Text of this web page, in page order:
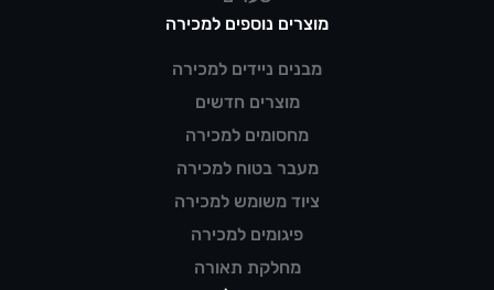
מוצרים נוספים למכירה
מבנים ניידים למכירה
מוצרים חדשים
מחסומים למכירה
מעבר בטוח למכירה
ציוד משומש למכירה
פיגומים למכירה
מחלקת תאורה